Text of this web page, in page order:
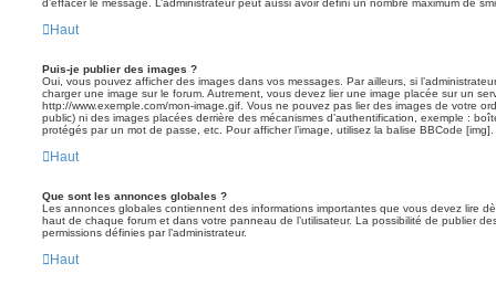
d’effacer le message. L’administrateur peut aussi avoir défini un nombre maximum de
Haut
Puis-je publier des images ?
Oui, vous pouvez afficher des images dans vos messages. Par ailleurs, si
charger une image sur le forum. Autrement, vous devez lier une image placée sur un
http://www.exemple.com/mon-image.gif. Vous ne pouvez pas lier des images de votre
public) ni des images placées derrière des mécanismes d’authentification, exemple :
protégés par un mot de passe, etc. Pour afficher l’image, utilisez la balise BBCode [img].
Haut
Que sont les annonces globales ?
Les annonces globales contiennent des informations importantes que vous devez lire
haut de chaque forum et dans votre panneau de l’utilisateur. La possibilité de publier
permissions définies par l’administrateur.
Haut